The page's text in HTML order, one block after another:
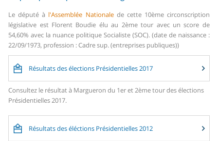
Le député à l'Assemblée Nationalede cette 10ème circonscription
législative est Florent Boudie élu au 2ème tour avec un score de
54,60% avec la nuance politique Socialiste (SOC). (date de naissance :
22/09/1973, profession : Cadre sup. (entreprises publiques))
Résultats des élections Présidentielles 2017
Consultez le résultat à Margueron du 1er et 2ème tour des élections
Présidentielles 2017.
Résultats des éléctions Présidentielles 2012